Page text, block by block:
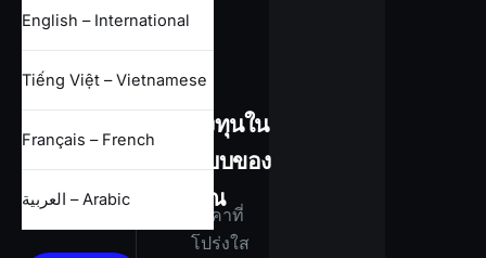
ทั้งหมด
ลงทุนใน
แบบของ
คุณ
ราคาที่
โปร่งใส
English – International
Tiếng Việt – Vietnamese
Français – French
العربية – Arabic